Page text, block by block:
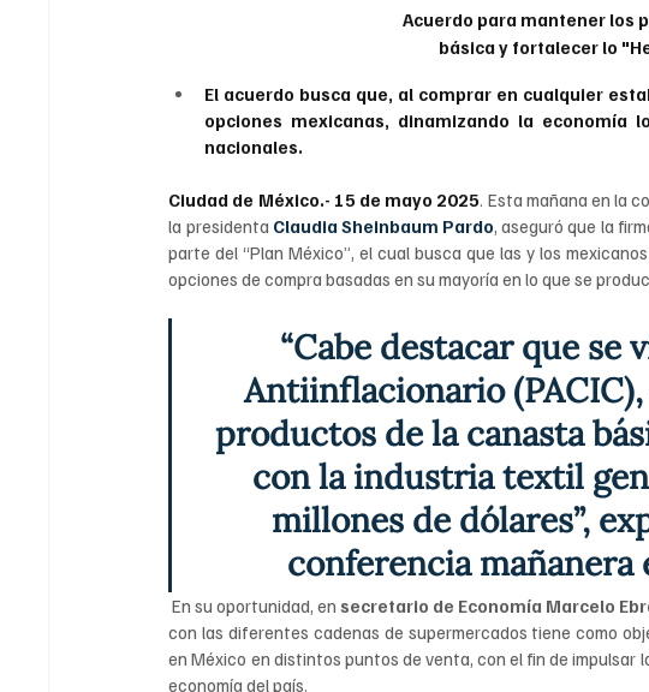
Acuerdo para mantener los
básica y fortalecer lo
El acuerdo busca que, al comprar en cualquier
opciones mexicanas, dinamizando la economía
nacionales.
Ciudad de México.- 15 de mayo 2025 . Esta mañana en la
la presidenta Claudia Sheinbaum Pardo , aseguró que la
parte del “Plan México”, el cual busca que las y los
opciones de compra basadas en su mayoría en lo que se
“Cabe destacar que se
Antiinflacionario
productos de la canasta
con la industria textil
millones de dólares”,
conferencia mañanera
En su oportunidad, en secretario de Economía Marcelo
con las diferentes cadenas de supermercados tiene como
en México en distintos puntos de venta, con el fin de
economía del país.